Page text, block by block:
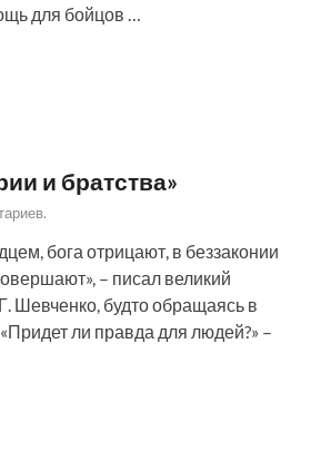
для бойцов …
и братства»
бога отрицают, в беззаконии
– писал великий
Шевченко, будто обращаясь в
ли правда для людей?» –